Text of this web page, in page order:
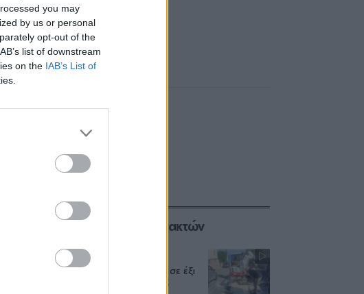
you may
by us or personal
opt-out of the
list of downstream
on the IAB’s List of
Επιλογές των Συντακτών
ΜΥΤΙΛΗΝΗ
Διακοπή υδροδότησης σε έξι
περιοχές της Μυτιλήνης